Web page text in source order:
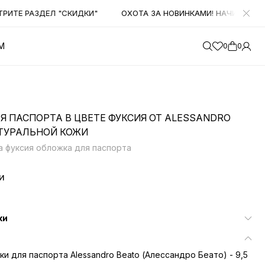
РАЗДЕЛ "СКИДКИ" ОХОТА ЗА НОВИНКАМИ! НАЧИНАЕМ
0 0
В ЦВЕТЕ ФУКСИЯ ОТ ALESSANDRO
КОЖИ
фуксия обложка для паспорта
для паспорта Alessandro Beato (Алессандро Беато) - 9,5